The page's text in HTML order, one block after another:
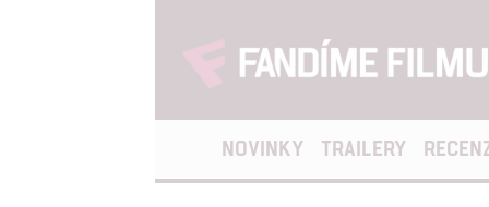
NOVINKY TRAILERY